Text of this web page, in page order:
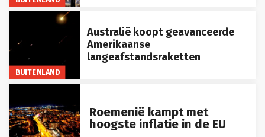
BUITENLAND
Australië koopt geavanceerde
Amerikaanse
langeafstandsraketten
Roemenië kampt met
hoogste inflatie in de EU